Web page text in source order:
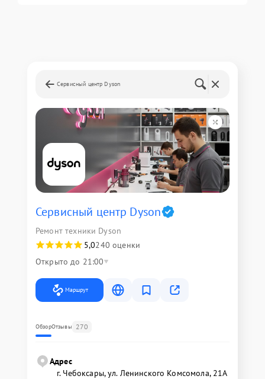
Сервисный центр Dyson
Сервисный центр Dyson
Ремонт техники Dyson
5,0240 оценки
Открыто до 21:00
Маршрут
ОбзорОтзывы 270
Адрес
г. Чебоксары, ул. Ленинского Комсомола, 21А